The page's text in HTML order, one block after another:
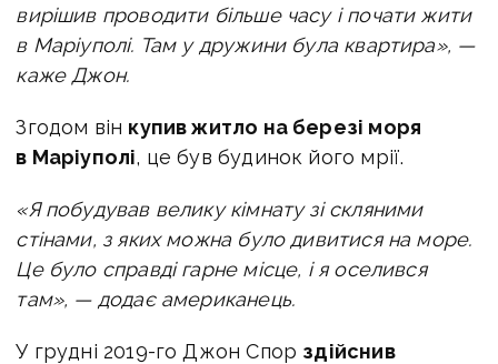
вирішив проводити більше часу і почати жити
в Маріуполі. Там у дружини була квартира», —
каже Джон.
Згодом він купив житло на березі моря
в Маріуполі, це був будинок його мрії.
«Я побудував велику кімнату зі скляними
стінами, з яких можна було дивитися на море.
Це було справді гарне місце, і я оселився
там», — додає американець.
У грудні 2019-го Джон Спор здійснив